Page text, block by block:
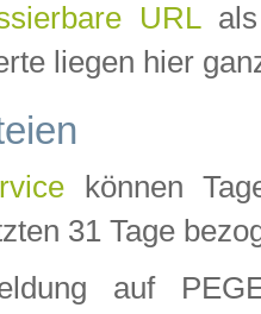
URLals
liegen hier
können
31 Tage
auf